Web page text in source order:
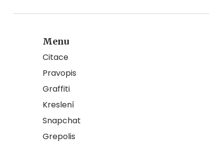
Menu
Citace
Pravopis
Graffiti
Kreslení
Snapchat
Grepolis